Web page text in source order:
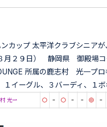
カップ 太平洋クラブシニアが
月２９日） 静岡県 御殿場コ
所属の鹿志村 光一プロ
１イーグル、３バーディ、１